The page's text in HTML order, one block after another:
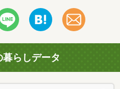
暮らしデータ